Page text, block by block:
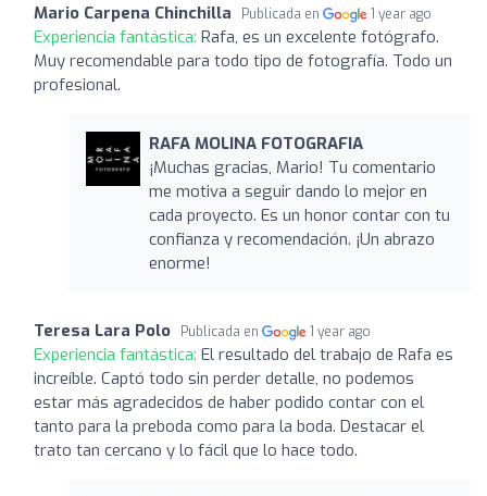
Mario Carpena Chinchilla Publicada en 1 year ago
Experiencia fantástica: Rafa, es un excelente fotógrafo.
Muy recomendable para todo tipo de fotografía. Todo un
profesional.
RAFA MOLINA FOTOGRAFIA
¡Muchas gracias, Mario! Tu comentario
me motiva a seguir dando lo mejor en
cada proyecto. Es un honor contar con tu
confianza y recomendación. ¡Un abrazo
enorme!
Teresa Lara Polo Publicada en 1 year ago
Experiencia fantástica: El resultado del trabajo de Rafa es
increíble. Captó todo sin perder detalle, no podemos
estar más agradecidos de haber podido contar con el
tanto para la preboda como para la boda. Destacar el
trato tan cercano y lo fácil que lo hace todo.